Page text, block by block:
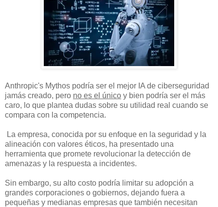
Anthropic's Mythos podría ser el mejor IA de ciberseguridad
jamás creado, pero no es el único y bien podría ser el más
caro, lo que plantea dudas sobre su utilidad real cuando se
compara con la competencia.
La empresa, conocida por su enfoque en la seguridad y la
alineación con valores éticos, ha presentado una
herramienta que promete revolucionar la detección de
amenazas y la respuesta a incidentes.
Sin embargo, su alto costo podría limitar su adopción a
grandes corporaciones o gobiernos, dejando fuera a
pequeñas y medianas empresas que también necesitan